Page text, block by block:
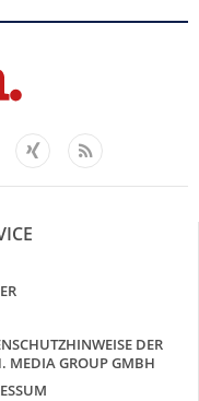
Xing Feed
DER
MEDIA GROUP GMBH